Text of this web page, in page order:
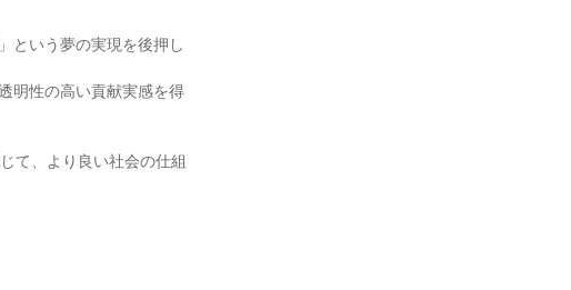
という夢の実現を後押し
明性の高い貢献実感を得
て、より良い社会の仕組